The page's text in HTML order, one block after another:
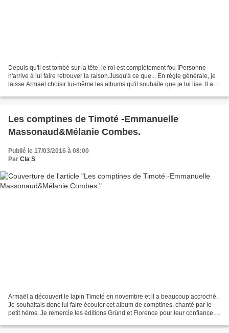
Depuis qu'il est tombé sur la tête, le roi est complètement fou !Personne
n'arrive à lui faire retrouver la raison.Jusqu'à ce que... En règle générale, je
laisse Armaël choisir lui-même les albums qu'il souhaite que je lui lise. Il a
Les comptines de Timoté -Emmanuelle
Massonaud&Mélanie Combes.
Publié le 17/03/2016 à 08:00
Par Cla S
Armaël a découvert le lapin Timoté en novembre et il a beaucoup accroché.
Je souhaitais donc lui faire écouter cet album de comptines, chanté par le
petit héros. Je remercie les éditions Gründ et Florence pour leur confiance.